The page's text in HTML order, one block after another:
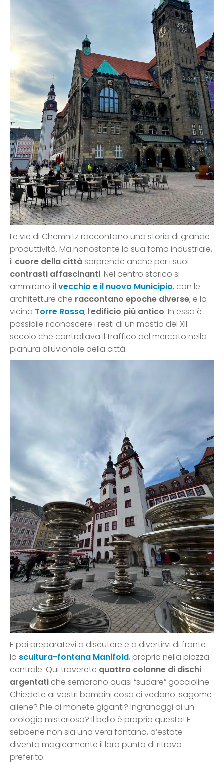
Le vie di Chemnitz raccontano una storia di grande
produttività. Ma nonostante la sua fama industriale,
il cuore della cittàsorprende anche per i suoi
contrasti affascinanti. Nel centro storico si
ammirano il vecchio e il nuovo Municipio, con le
architetture che raccontano epoche diverse, e la
vicina Torre Rossa, l’edificio più antico. In essa è
possibile riconoscere i resti di un mastio del XII
secolo che controllava il traffico del mercato nella
pianura alluvionale della città.
E poi preparatevi a discutere e a divertirvi di fronte
la scultura-fontana Manifold, proprio nella piazza
centrale. Qui troverete quattro colonne di dischi
argentati che sembrano quasi “sudare” goccioline.
Chiedete ai vostri bambini cosa ci vedono: sagome
aliene? Pile di monete giganti? Ingranaggi di un
orologio misterioso? Il bello è proprio questo! E
sebbene non sia una vera fontana, d’estate
diventa magicamente il loro punto di ritrovo
preferito.